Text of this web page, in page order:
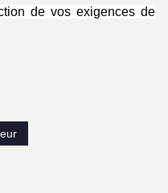
de vos exigences de